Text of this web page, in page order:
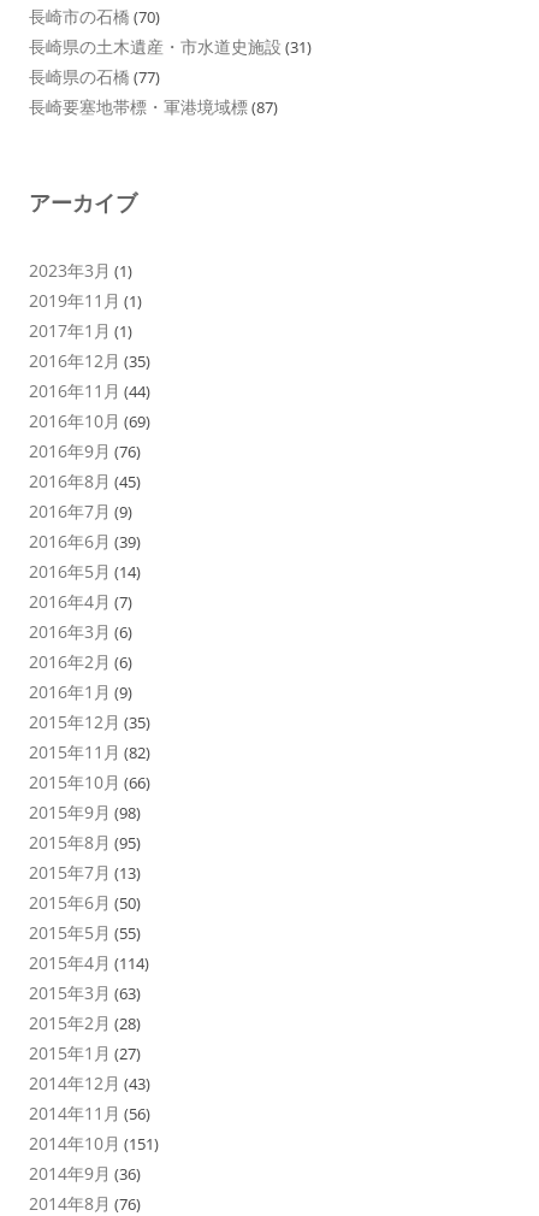
長崎市の石橋 (70)
長崎県の土木遺産・市水道史施設 (31)
長崎県の石橋 (77)
長崎要塞地帯標・軍港境域標(87)
アーカイブ
2023年3月 (1)
2019年11月 (1)
2017年1月 (1)
2016年12月 (35)
2016年11月 (44)
2016年10月 (69)
2016年9月 (76)
2016年8月 (45)
2016年7月 (9)
2016年6月 (39)
2016年5月 (14)
2016年4月 (7)
2016年3月 (6)
2016年2月 (6)
2016年1月 (9)
2015年12月 (35)
2015年11月 (82)
2015年10月 (66)
2015年9月 (98)
2015年8月 (95)
2015年7月 (13)
2015年6月 (50)
2015年5月 (55)
2015年4月 (114)
2015年3月 (63)
2015年2月 (28)
2015年1月 (27)
2014年12月 (43)
2014年11月 (56)
2014年10月 (151)
2014年9月 (36)
2014年8月 (76)